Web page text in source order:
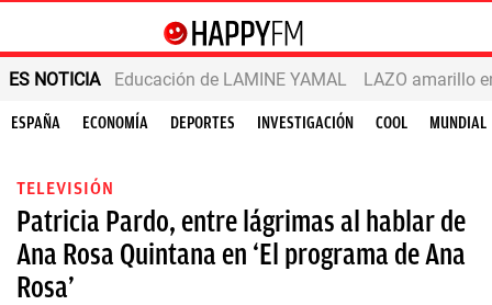
ES NOTICIA Educación de LAMINE YAMAL LAZO amarillo
ESPAÑA ECONOMÍA DEPORTES INVESTIGACIÓN COOL MUNDIAL
TELEVISIÓN
Patricia Pardo, entre lágrimas al hablar de
Ana Rosa Quintana en ‘El programa de Ana
Rosa’